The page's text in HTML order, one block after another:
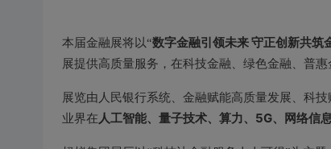
本届金融展将以“数字金融引领未来 守正创新共筑
展提供高质量服务，在科技金融、绿色金融、普
展览由人民银行系统、金融赋能高质量发展、科
业界在人工智能、量子技术、算力、5G、网络信